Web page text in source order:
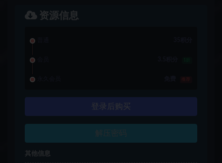
资源信息
推荐
登录后购买
解压密码
其他信息